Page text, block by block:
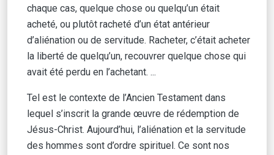
chaque cas, quelque chose ou quelqu’un était
acheté, ou plutôt racheté d’un état antérieur
d’aliénation ou de servitude. Racheter, c’était acheter
la liberté de quelqu’un, recouvrer quelque chose qui
avait été perdu en l’achetant. ...
Tel est le contexte de l’Ancien Testament dans
lequel s’inscrit la grande œuvre de rédemption de
Jésus-Christ. Aujourd’hui, l’aliénation et la servitude
des hommes sont d’ordre spirituel. Ce sont nos